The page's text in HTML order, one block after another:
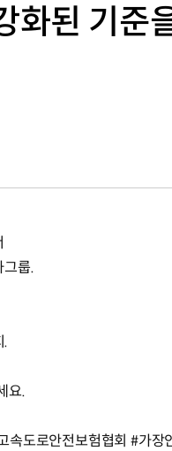
된 기준
그룹.
.
요.
도로안전보험협회 #가장